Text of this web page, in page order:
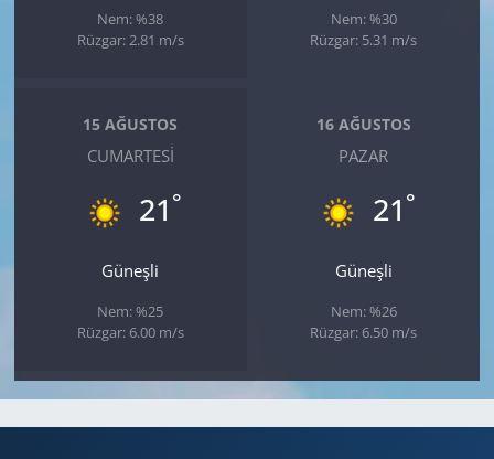
Nem: %38
Rüzgar: 2.81 m/s
Nem: %30
Rüzgar: 5.31 m/s
15 AĞUSTOS
CUMARTESI
21 °
Güneşli
Nem: %25
Rüzgar: 6.00 m/s
16 AĞUSTOS
PAZAR
21 °
Güneşli
Nem: %26
Rüzgar: 6.50 m/s